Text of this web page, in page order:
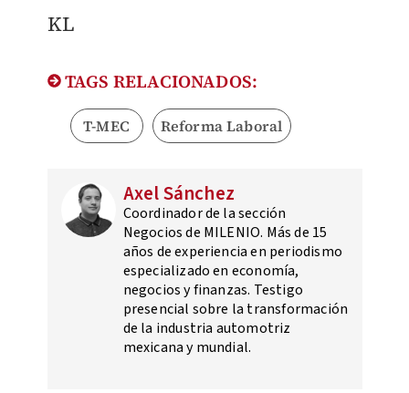
KL
TAGS RELACIONADOS:
T-MEC Reforma Laboral
Axel Sánchez
Coordinador de la sección
Negocios de MILENIO. Más de 15
años de experiencia en periodismo
especializado en economía,
negocios y finanzas. Testigo
presencial sobre la transformación
de la industria automotriz
mexicana y mundial.